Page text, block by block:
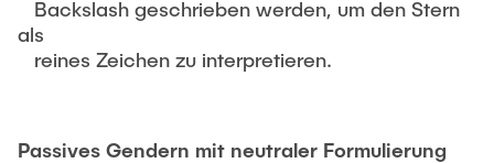
Backslash geschrieben werden, um den Stern
als
reines Zeichen zu interpretieren.
Passives Gendern mit neutraler Formulierung